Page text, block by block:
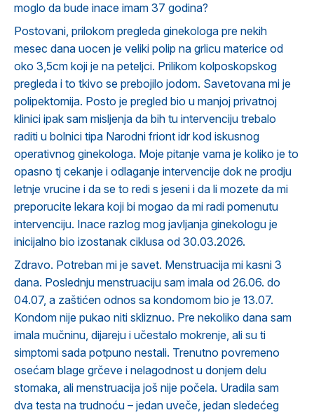
moglo da bude inace imam 37 godina?
Postovani, prilokom pregleda ginekologa pre nekih
mesec dana uocen je veliki polip na grlicu materice od
oko 3,5cm koji je na peteljci. Prilikom kolposkopskog
pregleda i to tkivo se prebojilo jodom. Savetovana mi je
polipektomija. Posto je pregled bio u manjoj privatnoj
klinici ipak sam misljenja da bih tu intervenciju trebalo
raditi u bolnici tipa Narodni friont idr kod iskusnog
operativnog ginekologa. Moje pitanje vama je koliko je to
opasno tj cekanje i odlaganje intervencije dok ne prodju
letnje vrucine i da se to redi s jeseni i da li mozete da mi
preporucite lekara koji bi mogao da mi radi pomenutu
intervenciju. Inace razlog mog javljanja ginekologu je
inicijalno bio izostanak ciklusa od 30.03.2026.
Zdravo. Potreban mi je savet. Menstruacija mi kasni 3
dana. Poslednju menstruaciju sam imala od 26.06. do
04.07, a zaštićen odnos sa kondomom bio je 13.07.
Kondom nije pukao niti skliznuo. Pre nekoliko dana sam
imala mučninu, dijareju i učestalo mokrenje, ali su ti
simptomi sada potpuno nestali. Trenutno povremeno
osećam blage grčeve i nelagodnost u donjem delu
stomaka, ali menstruacija još nije počela. Uradila sam
dva testa na trudnoću – jedan uveče, jedan sledećeg